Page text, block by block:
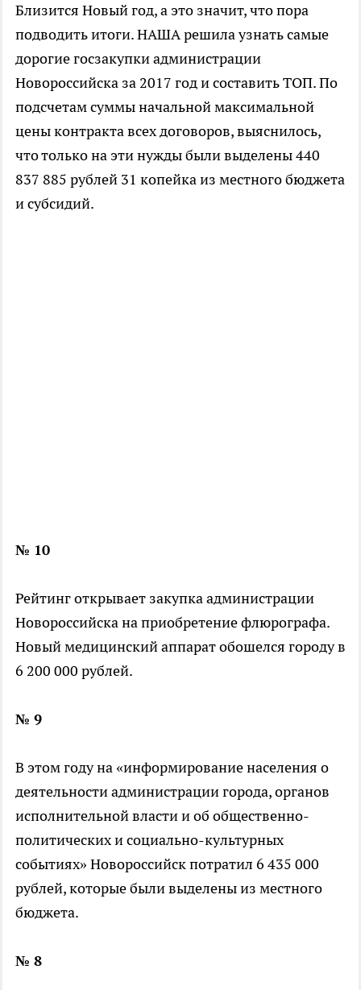
Близится Новый год, а это значит, что пора
подводить итоги. НАША решила узнать самые
дорогие госзакупки администрации
Новороссийска за 2017 год и составить ТОП. По
подсчетам суммы начальной максимальной
цены контракта всех договоров, выяснилось,
что только на эти нужды были выделены 440
837 885 рублей 31 копейка из местного бюджета
и субсидий.
№ 10
Рейтинг открывает закупка администрации
Новороссийска на приобретение флюрографа.
Новый медицинский аппарат обошелся городу в
6 200 000 рублей.
№ 9
В этом году на «информирование населения о
деятельности администрации города, органов
исполнительной власти и об общественно-
политических и социально-культурных
событиях» Новороссийск потратил 6 435 000
рублей, которые были выделены из местного
бюджета.
№ 8